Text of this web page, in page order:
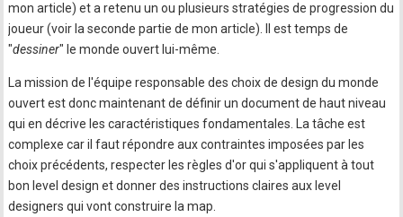
mon article) et a retenu un ou plusieurs stratégies de progression du
joueur (voir la seconde partie de mon article). Il est temps de
"dessiner" le monde ouvert lui-même.
La mission de l'équipe responsable des choix de design du monde
ouvert est donc maintenant de définir un document de haut niveau
qui en décrive les caractéristiques fondamentales. La tâche est
complexe car il faut répondre aux contraintes imposées par les
choix précédents, respecter les règles d'or qui s'appliquent à tout
bon level design et donner des instructions claires aux level
designers qui vont construire la map.